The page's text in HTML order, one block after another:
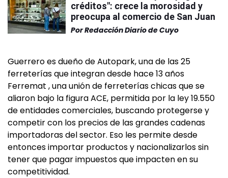
créditos": crece la morosidad y
preocupa al comercio de San Juan
PorRedacción Diario de Cuyo
Guerrero es dueño de Autopark, una de las 25
ferreterías que integran desde hace 13 años
Ferremat , una unión de ferreterías chicas que se
aliaron bajo la figura ACE, permitida por la ley 19.550
de entidades comerciales, buscando protegerse y
competir con los precios de las grandes cadenas
importadoras del sector. Eso les permite desde
entonces importar productos y nacionalizarlos sin
tener que pagar impuestos que impacten en su
competitividad.